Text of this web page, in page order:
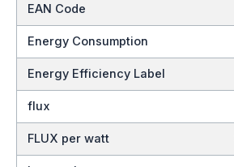
EAN Code
Energy Consumption
Energy Efficiency Label
flux
FLUX per watt